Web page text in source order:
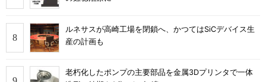
ルネサスが高崎工場を閉鎖へ、かつてはSiCデバイス生
産の計画も
老朽化したポンプの主要部品を金属3Dプリンタで一体